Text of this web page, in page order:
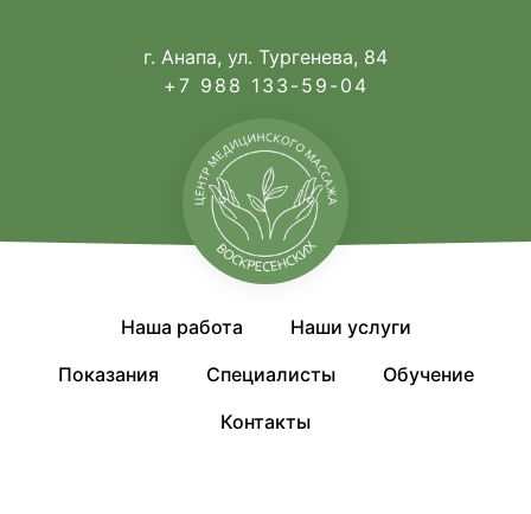
г. Анапа, ул. Тургенева, 84
+7 988 133-59-04
Наша работа
Наши услуги
Показания
Специалисты
Обучение
Контакты